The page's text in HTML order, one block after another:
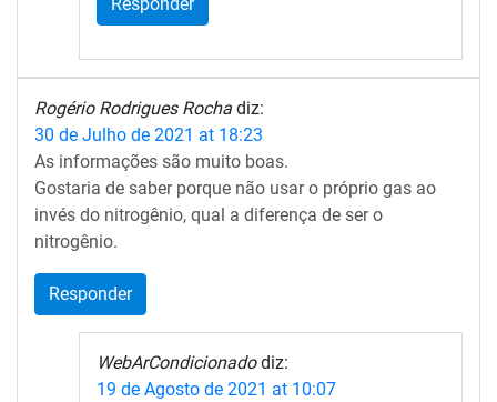
Responder
Rogério Rodrigues Rocha diz:
30 de Julho de 2021 at 18:23
As informações são muito boas.
Gostaria de saber porque não usar o próprio gas ao
invés do nitrogênio, qual a diferença de ser o
nitrogênio.
Responder
WebArCondicionado diz:
19 de Agosto de 2021 at 10:07